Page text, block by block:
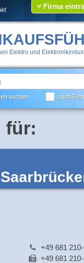
Firma
Elektro und
suchen nach
für:
+49 681
+49 681